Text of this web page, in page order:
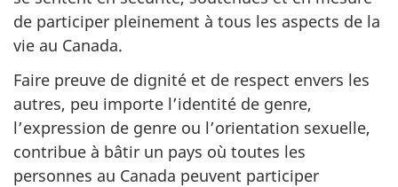
de participer pleinement à tous les aspects de la
vie au Canada.
Faire preuve de dignité et de respect envers les
autres, peu importe l’identité de genre,
l’expression de genre ou l’orientation sexuelle,
contribue à bâtir un pays où toutes les
personnes au Canada peuvent participer